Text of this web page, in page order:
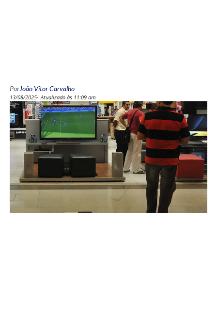
PorJoão Vitor Carvalho
13/08/2025 Atualizado às 11:09 am